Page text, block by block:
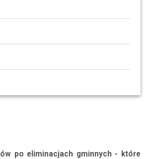
po eliminacjach gminnych - które